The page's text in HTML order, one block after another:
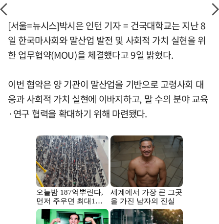
[서울=뉴시스]박시은 인턴 기자 = 건국대학교는 지난 8
일 한국마사회와 말산업 발전 및 사회적 가치 실현을 위
한 업무협약(MOU)을 체결했다고 9일 밝혔다.
이번 협약은 양 기관이 말산업을 기반으로 고령사회 대
응과 사회적 가치 실현에 이바지하고, 말 수의 분야 교육
·연구 협력을 확대하기 위해 마련됐다.